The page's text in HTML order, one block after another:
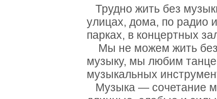
Трудно жить без
улицах, дома, по радио
парках, в концертных
Мы не можем жить без
музыку, мы любим
музыкальных
Музыка — сочетание